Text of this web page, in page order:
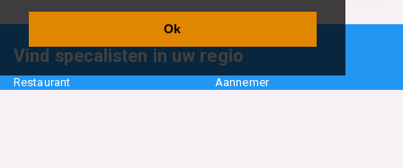
Ok
Vind specalisten in uw regio
Restaurant Aannemer